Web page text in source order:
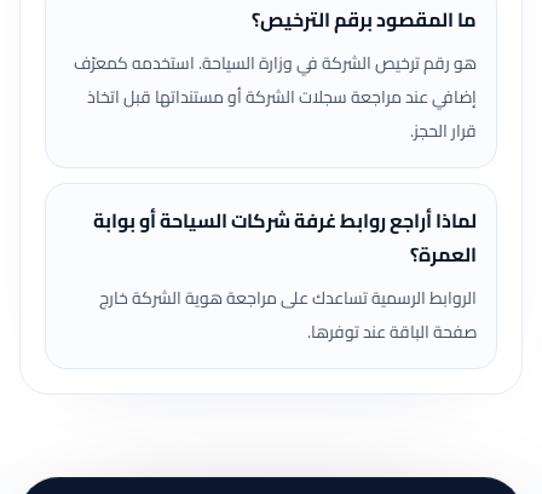
ما المقصود برقم الترخيص؟
هو رقم ترخيص الشركة في وزارة السياحة. استخدمه كمعرّف
إضافي عند مراجعة سجلات الشركة أو مستنداتها قبل اتخاذ
قرار الحجز.
لماذا أراجع روابط غرفة شركات السياحة أو بوابة
العمرة؟
الروابط الرسمية تساعدك على مراجعة هوية الشركة خارج
صفحة الباقة عند توفرها.